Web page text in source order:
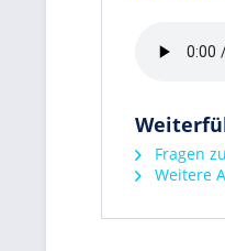
Fragen
Weitere